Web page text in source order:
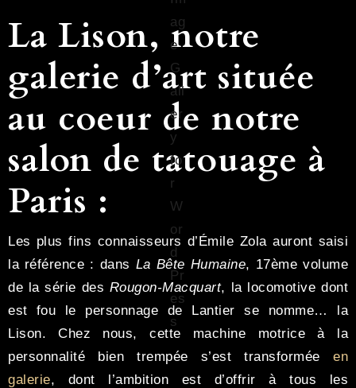
La Lison, notre
galerie d’art située
au coeur de notre
salon de tatouage à
Paris :
Les plus fins connaisseurs d’Émile Zola auront saisi
la référence : dans La Bête Humaine, 17ème volume
de la série des Rougon-Macquart, la locomotive dont
est fou le personnage de Lantier se nomme… la
Lison. Chez nous, cette machine motrice à la
personnalité bien trempée s’est transformée en
galerie, dont l’ambition est d’offrir à tous les